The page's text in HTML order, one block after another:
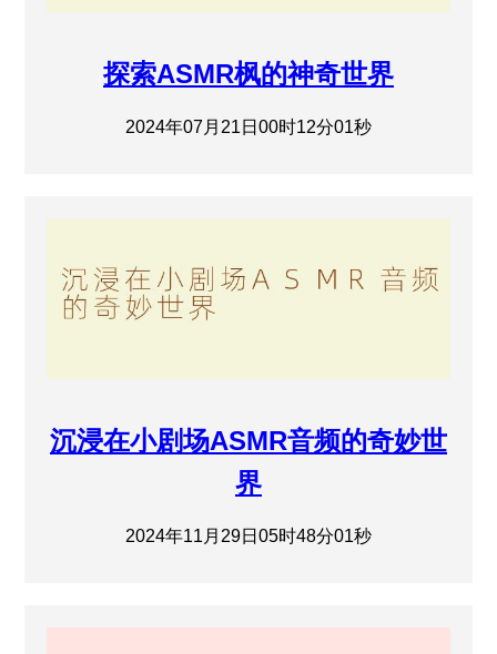
探索ASMR枫的神奇世界
2024年07月21日00时12分01秒
沉浸在小剧场ASMR音频的奇妙世
界
2024年11月29日05时48分01秒